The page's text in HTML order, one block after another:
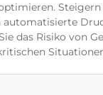
Steigern
automatisierte
das Risiko von